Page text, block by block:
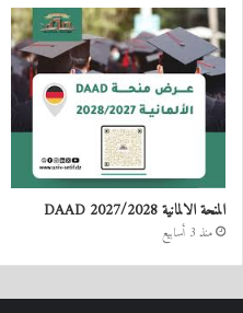
المنحة الالمانية DAAD 2027/2028
منذ 3 أسابيع